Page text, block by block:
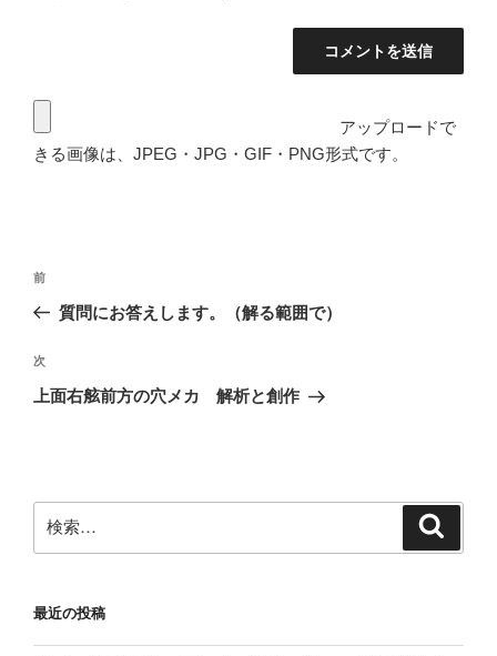
アップロードで
きる画像は、JPEG・JPG・GIF・PNG形式です。
投
ナ
ビ
ゲ
ン
前
の
稿
前
質問にお答えします。（解る範囲で）
次
の
次
上面右舷前方の穴メカ 解析と創作
索:
最近の投稿